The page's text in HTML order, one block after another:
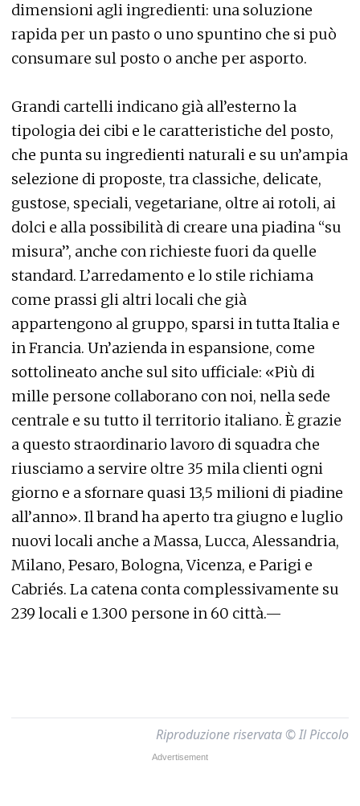
dimensioni agli ingredienti: una soluzione
rapida per un pasto o uno spuntino che si può
consumare sul posto o anche per asporto.
Grandi cartelli indicano già all’esterno la
tipologia dei cibi e le caratteristiche del posto,
che punta su ingredienti naturali e su un’ampia
selezione di proposte, tra classiche, delicate,
gustose, speciali, vegetariane, oltre ai rotoli, ai
dolci e alla possibilità di creare una piadina “su
misura”, anche con richieste fuori da quelle
standard. L’arredamento e lo stile richiama
come prassi gli altri locali che già
appartengono al gruppo, sparsi in tutta Italia e
in Francia. Un’azienda in espansione, come
sottolineato anche sul sito ufficiale: «Più di
mille persone collaborano con noi, nella sede
centrale e su tutto il territorio italiano. È grazie
a questo straordinario lavoro di squadra che
riusciamo a servire oltre 35 mila clienti ogni
giorno e a sfornare quasi 13,5 milioni di piadine
all’anno». Il brand ha aperto tra giugno e luglio
nuovi locali anche a Massa, Lucca, Alessandria,
Milano, Pesaro, Bologna, Vicenza, e Parigi e
Cabriés. La catena conta complessivamente su
239 locali e 1.300 persone in 60 città.—
Riproduzione riservata © Il Piccolo